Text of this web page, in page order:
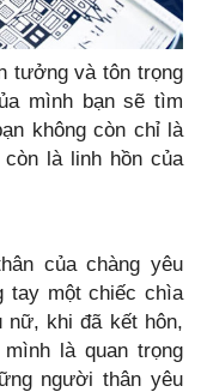
tưởng và tôn trọng
mình bạn sẽ tìm
không còn chỉ là
là linh hồn của
của chàng yêu
tay một chiếc chìa
nữ, khi đã kết hôn,
là quan trọng
người thân yêu